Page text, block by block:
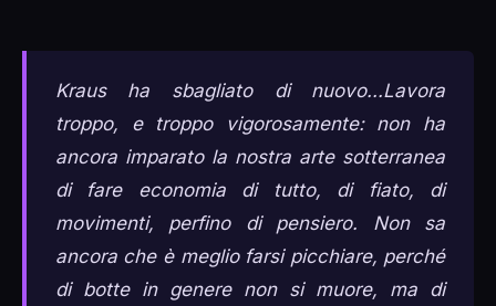
Kraus ha sbagliato di nuovo...Lavora
troppo, e troppo vigorosamente: non ha
ancora imparato la nostra arte sotterranea
di fare economia di tutto, di fiato, di
movimenti, perfino di pensiero. Non sa
ancora che è meglio farsi picchiare, perché
di botte in genere non si muore, ma di